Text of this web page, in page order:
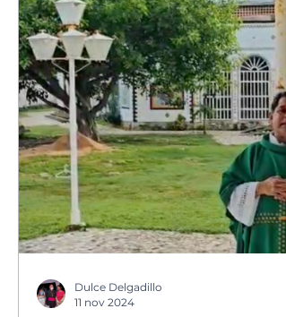
Dulce Delgadillo
11 nov 2024